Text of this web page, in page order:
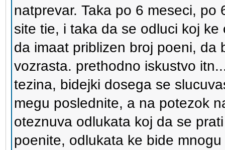
natprevar. Taka po 6 meseci,
site tie, i taka da se odluci koj
da imaat priblizen broj poeni, da
vozrasta. prethodno iskustvo
tezina, bidejki dosega se
megu poslednite, a na potezok
oteznuva odlukata koj da se
poenite, odlukata ke bide